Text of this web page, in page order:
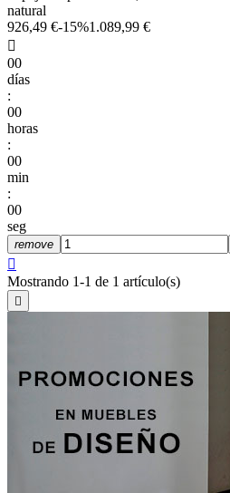
natural
926,49 €-15%1.089,99 €

00
días
:
00
horas
:
00
min
:
00
seg
remove

Mostrando 1-1 de 1 artículo(s)
